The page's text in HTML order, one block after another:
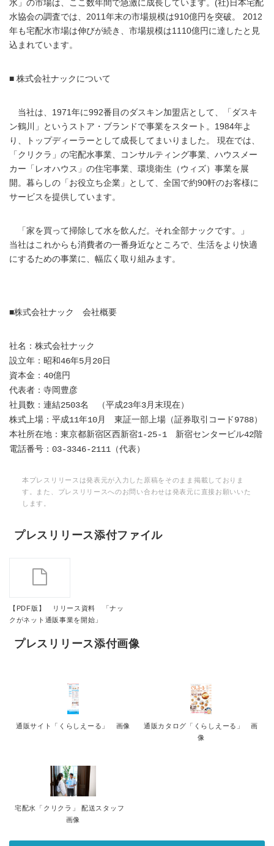
水」の市場は、ここ数年間で急激に成長しています。(社)日本宅配
水協会の調査では、2011年末の市場規模は910億円を突破。 2012
年も宅配水市場は伸びが続き、市場規模は1110億円に達したと見
込まれています。
■ 株式会社ナックについて
当社は、1971年に992番目のダスキン加盟店として、「ダスキ
ン鶴川」というストア・ブランドで事業をスタート。1984年よ
り、トップディーラーとして成長してまいりました。 現在では、
「クリクラ」の宅配水事業、コンサルティング事業、ハウスメー
カー「レオハウス」の住宅事業、環境衛生（ウィズ）事業を展
開。暮らしの「お役立ち企業」として、全国で約90軒のお客様に
サービスを提供しています。
「家を買って掃除して水を飲んだ。それ全部ナックです。」
当社はこれからも消費者の一番身近なところで、生活をより快適
にするための事業に、幅広く取り組みます。
■株式会社ナック 会社概要
社名：株式会社ナック
設立年：昭和46年5月20日
資本金：40億円
代表者：寺岡豊彦
社員数：連結2503名 （平成23年3月末現在）
株式上場：平成11年10月 東証一部上場（証券取引コード9788）
本社所在地：東京都新宿区西新宿1-25-1 新宿センタービル42階
電話番号：03-3346-2111（代表）
本プレスリリースは発表元が入力した原稿をそのまま掲載しておりま
す。また、プレスリリースへのお問い合わせは発表元に直接お願いいた
します。
プレスリリース添付ファイル
【PDF版】 リリース資料 「ナッ
クがネット通販事業を開始」
プレスリリース添付画像
通販サイト「くらしえーる」 画像
通販カタログ「くらしえーる」 画
像
宅配水「クリクラ」 配送スタッフ
画像